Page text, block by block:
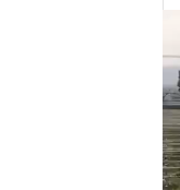
プ
レ
ー
ヤ
ー